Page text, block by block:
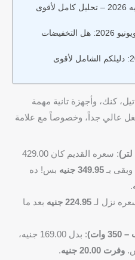
مجلة عروض رنين حتى 3 يونيه 2026 – تحليل كامل لأقوى
مجلة عروض المرشدي مايو ويونيو 2026: هل التخفيضات
مجلة عروض رنين مايو 2026: دليلكم الشامل لأقوى
عالي جداً، وخصوصاً مع علامة
: سعره القديم كان 429.00
بـ 349.95 جنيه
بس! ده
.
نزل لـ 224.95 جنيه
بعد ما
: بدل 169.00 جنيه،
وفرت 20.00 جنيه
.